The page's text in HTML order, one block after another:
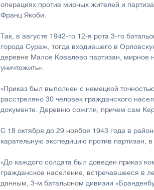
операциях против мирных жителей и
Франц Якоби.
Так, в августе 1942-го 12-я рота 3-го
города Сураж, тогда входившего в
деревне Малое Ковалево партизан, мирное
уничтожить».
«Приказ был выполнен с немецкой
расстреляно 30 человек гражданского
документе. Деревню сожгли, причем сам
С 18 октября до 29 ноября 1943 года в
карательную экспедицию против партизан,
«До каждого солдата был доведен приказ
гражданское население, встречавшееся в
данным, 3-м батальоном дивизии